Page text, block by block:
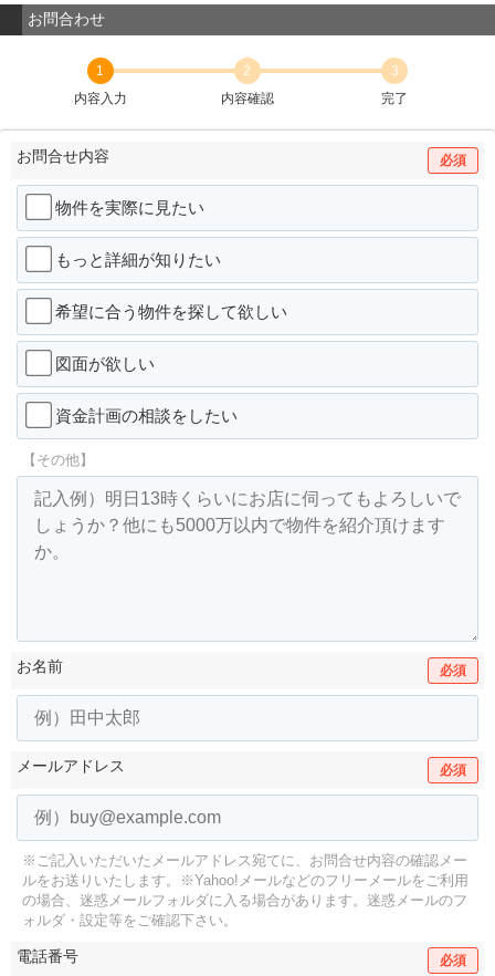
お問合わせ
1
内容入力
2
内容確認
3
完了
お問合せ内容 必須
物件を実際に見たい
もっと詳細が知りたい
希望に合う物件を探して欲しい
図面が欲しい
資金計画の相談をしたい
【その他】
お名前 必須
メールアドレス 必須
※ご記入いただいたメールアドレス宛てに、お問合せ内容の確認メー
ルをお送りいたします。
※Yahoo!メールなどのフリーメールをご利用
の場合、迷惑メールフォルダに入る場合があります。 迷惑メールのフ
ォルダ・設定等をご確認下さい。
電話番号 必須